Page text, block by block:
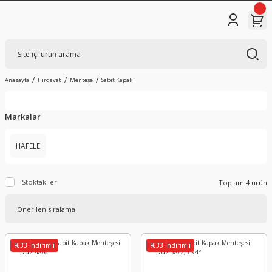
Anasayfa Hırdavat Menteşe Sabit Kapak
Markalar
HAFELE
Stoktakiler Toplam 4 ürün
%33 İndirimli %33 İndirimli